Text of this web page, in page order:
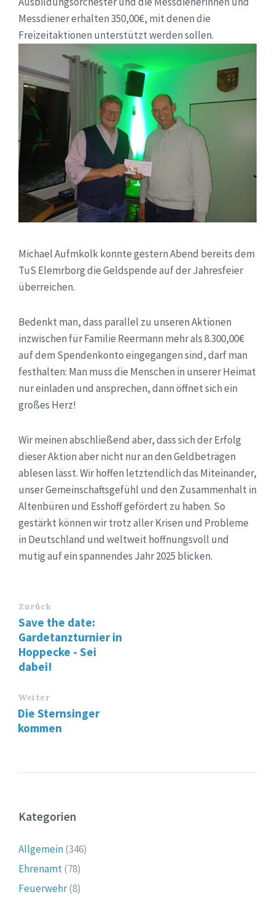
Messdiener erhalten 350,00€, mit denen die
Freizeitaktionen unterstützt werden sollen.
Michael Aufmkolk konnte gestern Abend bereits dem
TuS Elemrborg die Geldspende auf der Jahresfeier
überreichen.
Bedenkt man, dass parallel zu unseren Aktionen
inzwischen für Familie Reermann mehr als 8.300,00€
auf dem Spendenkonto eingegangen sind, darf man
festhalten: Man muss die Menschen in unserer Heimat
nur einladen und ansprechen, dann öffnet sich ein
großes Herz!
Wir meinen abschließend aber, dass sich der Erfolg
dieser Aktion aber nicht nur an den Geldbeträgen
ablesen lässt. Wir hoffen letztendlich das Miteinander,
unser Gemeinschaftsgefühl und den Zusammenhalt in
Altenbüren und Esshoff gefördert zu haben. So
gestärkt können wir trotz aller Krisen und Probleme
in Deutschland und weltweit hoffnungsvoll und
mutig auf ein spannendes Jahr 2025 blicken.
Zurück
Save the date:
Gardetanzturnier in
Hoppecke - Sei
dabei!
Weiter
Die Sternsinger
kommen
Kategorien
Allgemein(346)
Ehrenamt(78)
Feuerwehr(8)